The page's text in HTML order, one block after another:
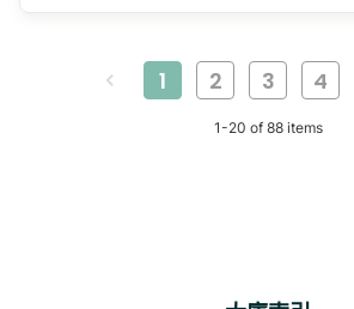
1 2 3 4
1-20 of 88 items